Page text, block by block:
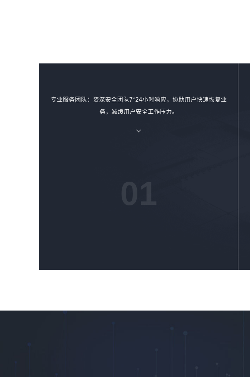
专业服务团队：资深安全团队7*24小时响应，协助用户快速恢复业
务，减缓用户安全工作压力。
01